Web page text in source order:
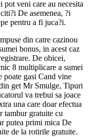
pot veni care au necesita
De asemenea, ?i
pentru a fi juca?i.
din catre cazinou
bonus, in acest caz
De obicei,
8 multiplicare a sumei
poate gasi Cand vine
get Mr Smulge, Tipuri
va trebui sa joace
una care doar efectua
tambur gratuite cu
putea primi mica De
de la rotirile gratuite.